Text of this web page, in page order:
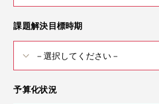
課題解決目標時期
予算化状況